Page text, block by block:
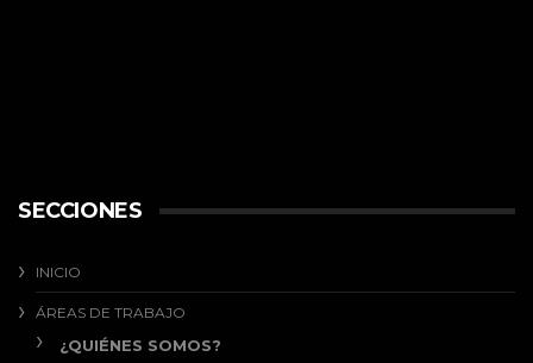
SECCIONES
INICIO
ÁREAS DE TRABAJO
¿QUIÉNES SOMOS?